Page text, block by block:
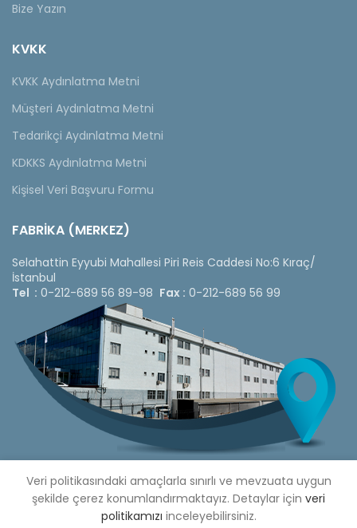
Bize Yazın
KVKK
KVKK Aydınlatma Metni
Müşteri Aydınlatma Metni
Tedarikçi Aydınlatma Metni
KDKKS Aydınlatma Metni
Kişisel Veri Başvuru Formu
FABRİKA (MERKEZ)
Selahattin Eyyubi Mahallesi Piri Reis Caddesi No:6 Kıraç/
İstanbul
Tel : 0-212-689 56 89-98 Fax : 0-212-689 56 99
Copyright © 2020 Çetinkaya Pano |Çetinkaya Pano Fiyat
Veri politikasındaki amaçlarla sınırlı ve mevzuata uygun
şekilde çerez konumlandırmaktayız. Detaylar için veri
politikamızı inceleyebilirsiniz.